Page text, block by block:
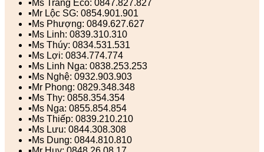
▪️Ms Trang Eco: 0847.827.827
▪️Mr Lộc SG: 0854.901.901
▪️Ms Phượng: 0849.627.627
▪️Ms Linh: 0839.310.310
▪️Ms Thúy: 0834.531.531
▪️Ms Lợi: 0834.774.774
▪️Ms Linh Nga: 0838.253.253
▪️Ms Nghệ: 0932.903.903
▪️Mr Phong: 0829.348.348
▪️Ms Thy: 0858.354.354
▪️Ms Nga: 0855.854.854
▪️Ms Thiếp: 0839.210.210
▪️Ms Lưu: 0844.308.308
▪️Ms Dung: 0844.810.810